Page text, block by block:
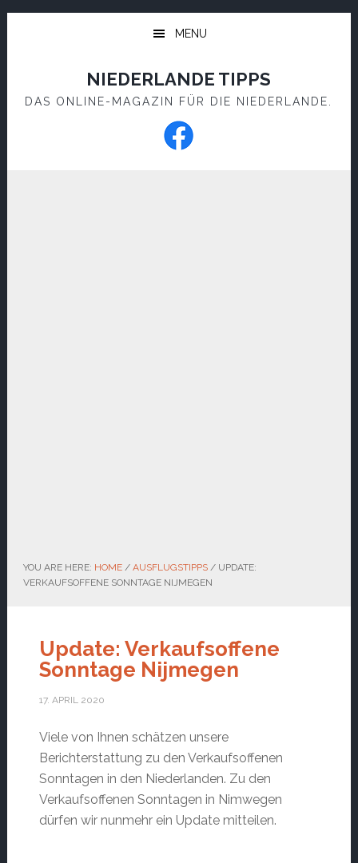
Skip
Skip
MENU
NIEDERLANDE TIPPS
DAS ONLINE-MAGAZIN FÜR DIE NIEDERLANDE.
YOU ARE HERE: HOME / AUSFLUGSTIPPS /UPDATE:
VERKAUFSOFFENE SONNTAGE NIJMEGEN
Update: Verkaufsoffene
Sonntage Nijmegen
17. APRIL 2020
Viele von Ihnen schätzen unsere
Berichterstattung zu den Verkaufsoffenen
Sonntagen in den Niederlanden. Zu den
Verkaufsoffenen Sonntagen in Nimwegen
dürfen wir nunmehr ein Update mitteilen.